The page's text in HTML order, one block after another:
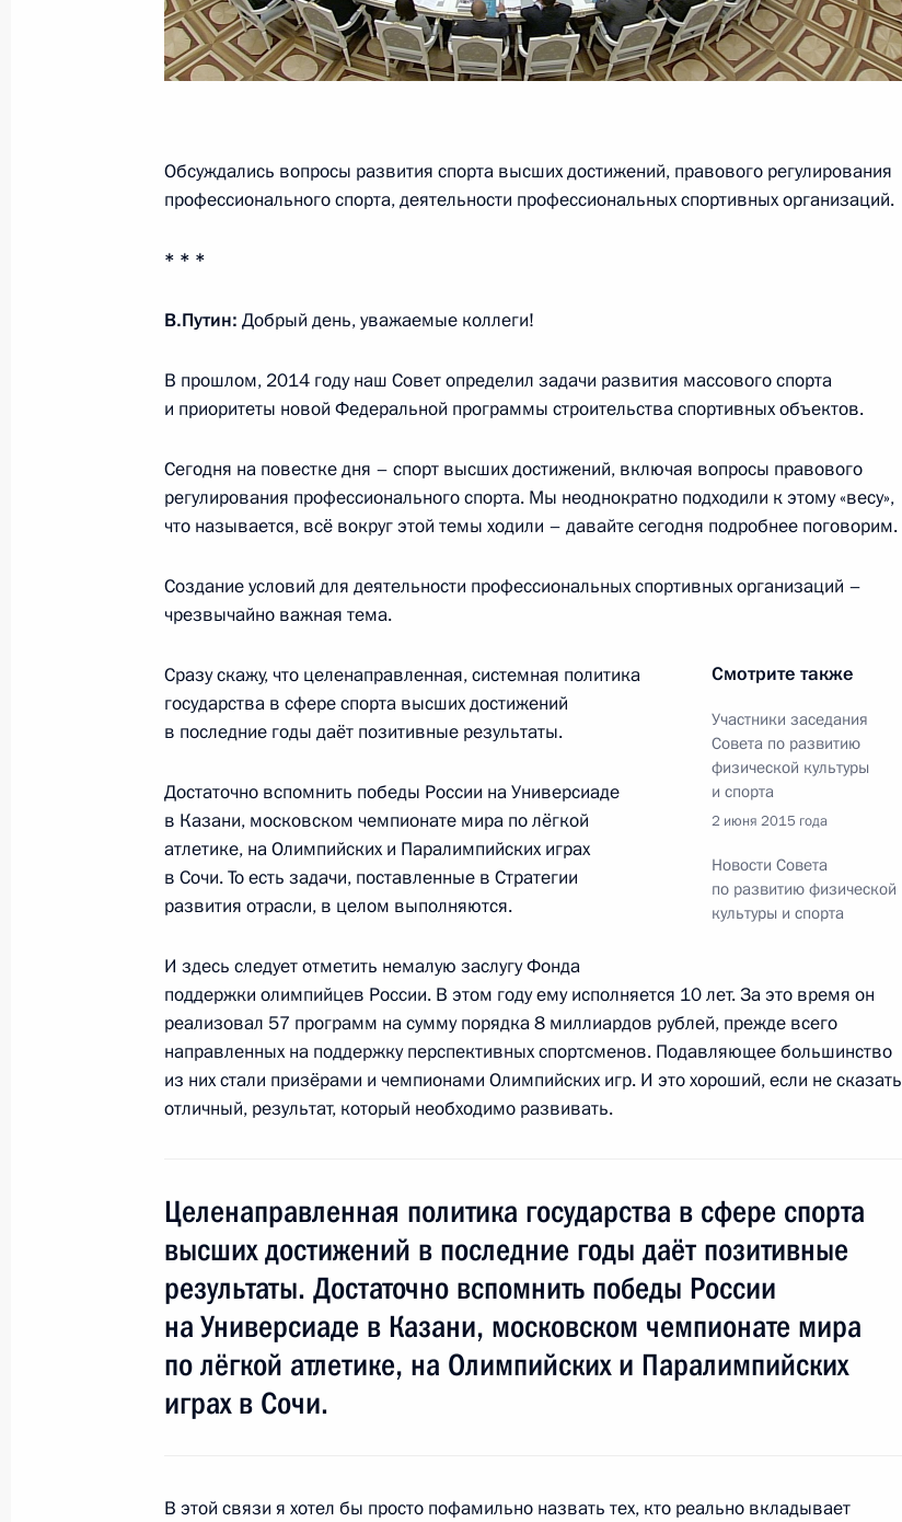
25 ноября 2016 года, 14:45
23 ноября 2016 года, 15:15
7 сентября 2016 года, 14:15
Указ о мерах по реализации государственной научно-
22 июля 2016 года, 14:00
Совещание с членами Правительства
20 апреля 2016 года, 15:40
Совещание с членами Правительства
Совещание с членами Правительства
Встреча с представителями фермерских хозяйств
24 сентября 2015 года, 15:00
Заседание Совета по развитию физической культуры и спорта
2 июня 2015 года, 15:20
Совещание с членами Правительства
Обсуждались вопросы развития спорта высших достижений, правового регулирования
профессионального спорта, деятельности профессиональных спортивных организаций.
* * *
В.Путин: Добрый день, уважаемые коллеги!
В прошлом, 2014 году наш Совет определил задачи развития массового спорта
и приоритеты новой Федеральной программы строительства спортивных объектов.
Сегодня на повестке дня – спорт высших достижений, включая вопросы правового
регулирования профессионального спорта. Мы неоднократно подходили к этому «весу»,
что называется, всё вокруг этой темы ходили – давайте сегодня подробнее поговорим.
Создание условий для деятельности профессиональных спортивных организаций –
чрезвычайно важная тема.
Смотрите также
Участники заседания
Совета по развитию
физической культуры
и спорта
2 июня 2015 года
Новости Совета
по развитию физической
культуры и спорта
Сразу скажу, что целенаправленная, системная политика
государства в сфере спорта высших достижений
в последние годы даёт позитивные результаты.
Достаточно вспомнить победы России на Универсиаде
в Казани, московском чемпионате мира по лёгкой
атлетике, на Олимпийских и Паралимпийских играх
в Сочи. То есть задачи, поставленные в Стратегии
развития отрасли, в целом выполняются.
И здесь следует отметить немалую заслугу Фонда
поддержки олимпийцев России. В этом году ему исполняется 10 лет. За это время он
реализовал 57 программ на сумму порядка 8 миллиардов рублей, прежде всего
направленных на поддержку перспективных спортсменов. Подавляющее большинство
из них стали призёрами и чемпионами Олимпийских игр. И это хороший, если не сказать
отличный, результат, который необходимо развивать.
Целенаправленная политика государства в сфере спорта
высших достижений в последние годы даёт позитивные
результаты. Достаточно вспомнить победы России
на Универсиаде в Казани, московском чемпионате мира
по лёгкой атлетике, на Олимпийских и Паралимпийских
играх в Сочи.
В этой связи я хотел бы просто пофамильно назвать тех, кто реально вкладывает